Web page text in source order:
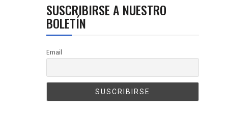
SUSCRIBIRSE A NUESTRO
BOLETÍN
Email